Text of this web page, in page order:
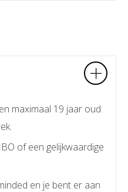
maximaal 19 jaar oud
of een gelijkwaardige
en je bent er aan